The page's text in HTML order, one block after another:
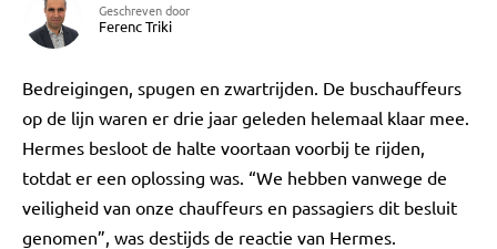
Geschreven door
Ferenc Triki
Bedreigingen, spugen en zwartrijden. De buschauffeurs
op de lijn waren er drie jaar geleden helemaal klaar mee.
Hermes besloot de halte voortaan voorbij te rijden,
totdat er een oplossing was. “We hebben vanwege de
veiligheid van onze chauffeurs en passagiers dit besluit
genomen”, was destijds de reactie van Hermes.